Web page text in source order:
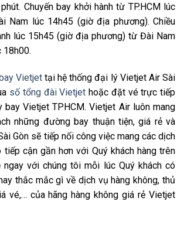
Chuyến bay khởi hành từ TP.HCM lúc
Nam lúc 14h45 (giờ địa phương). Chiều
lúc 15h45 (giờ địa phương) từ Đài Nam
18h00.
Vietjettại hệ thống đại lý Vietjet Air Sài
số tổng đài Vietjet hoặc đặt vé trực tiếp
bay Vietjet TPHCM. Vietjet Air luôn mang
những đường bay thuận tiện, giá rẻ và
Gòn sẽ tiếp nối công việc mang các dịch
cận gần hơn với Quý khách hàng trên
với chúng tôi mỗi lúc Quý khách có
thắc mắc gì về dịch vụ hàng không, thủ
vé,… của hãng hàng không giá rẻ Vietjet